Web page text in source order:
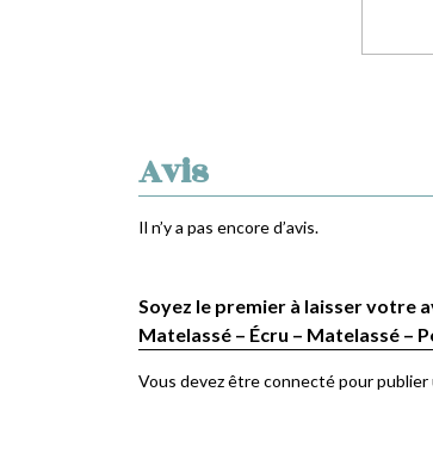
Avis
Il n’y a pas encore d’avis.
Soyez le premier à laisser votre
Matelassé – Écru – Matelassé –
Vous devez êtreconnectépour publier